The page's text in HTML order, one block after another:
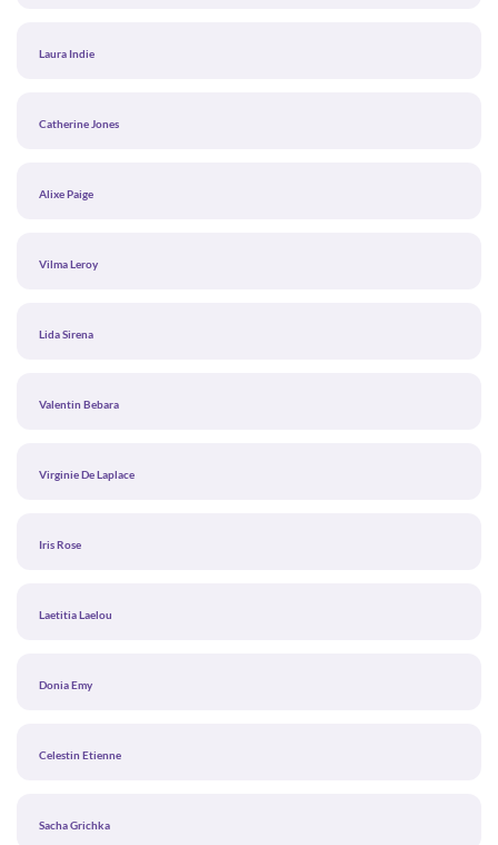
Laura Indie
Catherine Jones
Alixe Paige
Vilma Leroy
Lida Sirena
Valentin Bebara
Virginie De Laplace
Iris Rose
Laetitia Laelou
Donia Emy
Celestin Etienne
Sacha Grichka